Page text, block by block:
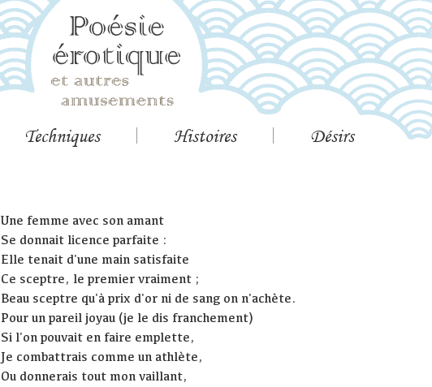
Techniques Histoires Désirs
Une femme avec son amant
Se donnait licence parfaite :
Elle tenait d'une main satisfaite
Ce sceptre, le premier vraiment ;
Beau sceptre qu'à prix d'or ni de sang on n'achète.
Pour un pareil joyau (je le dis franchement)
Si l'on pouvait en faire emplette,
Je combattrais comme un athlète,
Ou donnerais tout mon vaillant,